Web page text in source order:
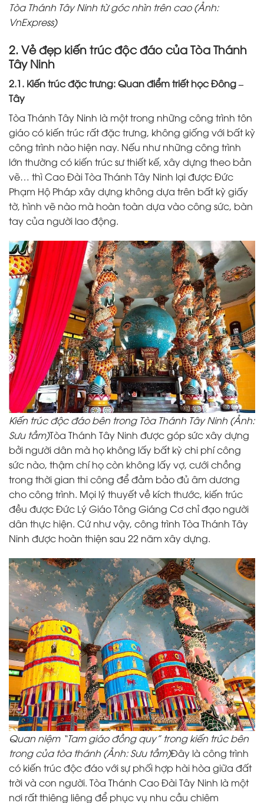
Tòa Thánh Tây Ninh từ góc nhìn trên cao (Ảnh:
VnExpress)
2. Vẻ đẹp kiến trúc độc đáo của Tòa Thánh
Tây Ninh
2.1. Kiến trúc đặc trưng: Quan điểm triết học Đông –
Tây
Tòa Thánh Tây Ninh là một trong những công trình tôn
giáo có kiến trúc rất đặc trưng, không giống với bất kỳ
công trình nào hiện nay. Nếu như những công trình
lớn thường có kiến trúc sư thiết kế, xây dựng theo bản
vẽ… thì Cao Đài Tòa Thánh Tây Ninh lại được Đức
Phạm Hộ Pháp xây dựng không dựa trên bất kỳ giấy
tờ, hình vẽ nào mà hoàn toàn dựa vào công sức, bàn
tay của người lao động.
Kiến trúc độc đáo bên trong Tòa Thánh Tây Ninh (Ảnh:
Sưu tầm)Tòa Thánh Tây Ninh được góp sức xây dựng
bởi người dân mà họ không lấy bất kỳ chi phí công
sức nào, thậm chí họ còn không lấy vợ, cưới chồng
trong thời gian thi công để đảm bảo đủ âm dương
cho công trình. Mọi lý thuyết về kích thước, kiến trúc
đều được Đức Lý Giáo Tông Giáng Cơ chỉ đạo người
dân thực hiện. Cứ như vậy, công trình Tòa Thánh Tây
Ninh được hoàn thiện sau 22 năm xây dựng.
Quan niệm “Tam giáo đồng quy” trong kiến trúc bên
trong của tòa thánh (Ảnh: Sưu tầm)Đây là công trình
có kiến trúc độc đáo với sự phối hợp hài hòa giữa đất
trời và con người. Tòa Thánh Cao Đài Tây Ninh là một
nơi rất thiêng liêng để phục vụ nhu cầu chiêm